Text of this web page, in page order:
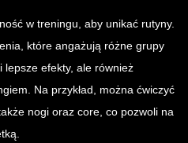
w treningu, aby unikać rutyny.
które angażują różne grupy
lepsze efekty, ale również
Na przykład, można ćwiczyć
nogi oraz core, co pozwoli na